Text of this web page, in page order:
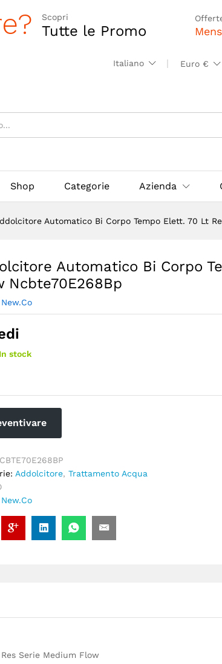
Scopri
Tutte le Promo
Italiano Euro €
Shop Categorie Azienda
Automatico Bi Corpo Tempo Elett. 70 Lt
Automatico Bi Corpo
Ncbte70E268Bp
New.Co
In stock
Addolcitore, Trattamento Acqua
New.Co
Serie Medium Flow